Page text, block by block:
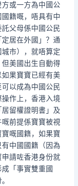
或一方為中國公
籍嘅，唔具有中
父母係中國公民
定居在外國」？通
市），就唔算定
美國出生自動得
果寶寶已經有美
以成為中國公民
操作上，香港入境
留權證明書」及
嘅前提係寶寶被視
嘅國籍，如果寶
中國國籍（因為
請咗香港身份就
「事實雙重國